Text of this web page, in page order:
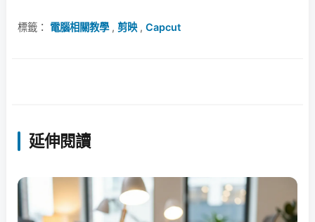
標籤： 電腦相關教學, 剪映, Capcut
延伸閱讀